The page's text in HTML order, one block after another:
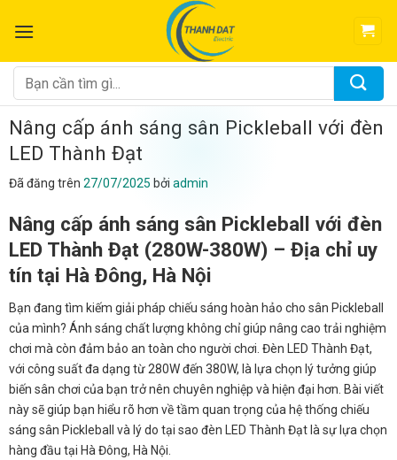
đến
dung
Tìm
kiếm:
Nâng cấp ánh sáng sân Pickleball với đèn
LED Thành Đạt
Đã đăng trên 27/07/2025 bởi admin
Nâng cấp ánh sáng sân Pickleball với đèn
LED Thành Đạt (280W-380W) – Địa chỉ uy
tín tại Hà Đông, Hà Nội
Bạn đang tìm kiếm giải pháp chiếu sáng hoàn hảo cho sân Pickleball
của mình? Ánh sáng chất lượng không chỉ giúp nâng cao trải nghiệm
chơi mà còn đảm bảo an toàn cho người chơi. Đèn LED Thành Đạt,
với công suất đa dạng từ 280W đến 380W, là lựa chọn lý tưởng giúp
biến sân chơi của bạn trở nên chuyên nghiệp và hiện đại hơn. Bài viết
này sẽ giúp bạn hiểu rõ hơn về tầm quan trọng của hệ thống chiếu
sáng sân Pickleball và lý do tại sao đèn LED Thành Đạt là sự lựa chọn
hàng đầu tại Hà Đông, Hà Nội.